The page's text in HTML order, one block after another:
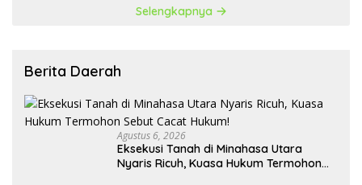
Selengkapnya
Berita Daerah
Agustus 6, 2026
Eksekusi Tanah di Minahasa Utara
Nyaris Ricuh, Kuasa Hukum Termohon